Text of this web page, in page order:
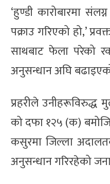
‘हुण्डी कारोबारमा
पक्राउ गरिएको हो,’
साथबाट फेला परेको
अनुसन्धान अघि
प्रहरीले उनीहरूविरुद्ध
को दफा १२५ (क)
कसुरमा जिल्ला
अनुसन्धान गरिरहेको